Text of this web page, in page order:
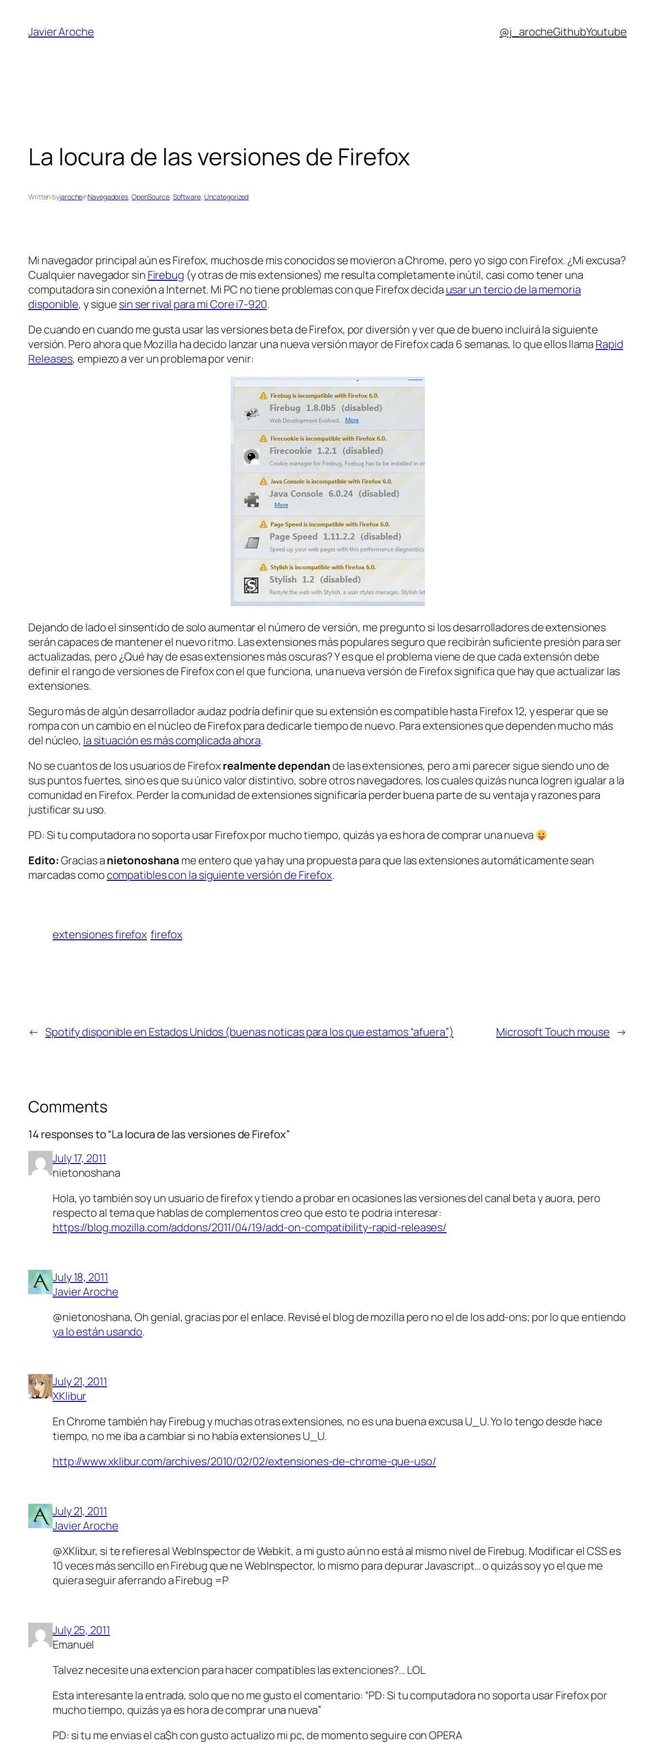
content
Javier Aroche @j_arocheGithubYoutube
La locura de las versiones de Firefox
Written byjarocheinNavegadores, OpenSource, Software, Uncategorized
Mi navegador principal aúnes Firefox, muchos de mis conocidos se movieron a Chrome, pero yo sigo con Firefox. ¿Mi excusa?
Cualquier navegador sin Firebug (y otras de mis extensiones) me resulta completamente inútil, casi como tener una
computadora sin conexión a Internet. Mi PC no tiene problemas con que Firefox decida usar un tercio de la memoria
disponible, y sigue sin ser rival para mi Core i7-920.
De cuando en cuando me gusta usar las versiones beta de Firefox, por diversión y ver que de bueno incluirá la siguiente
versión. Pero ahora que Mozilla ha decido lanzar una nueva versiónmayor de Firefox cada 6 semanas, lo que ellos llama Rapid
Releases, empiezo a ver un problema por venir:
Dejando de lado el sinsentido de solo aumentar el número de versión, me pregunto si los desarrolladores de extensiones
serán capaces de mantener el nuevo ritmo. Las extensiones más populares seguro que recibirán suficiente presión para ser
actualizadas, pero ¿Qué hay de esas extensiones más oscuras? Y es que el problema viene de que cada extensión debe
definir el rango de versiones de Firefox con el que funciona, una nueva versión de Firefox significa que hay que actualizar las
extensiones.
Seguro más de algún desarrollador audaz podría definir que su extensión es compatible hasta Firefox 12, y esperar que se
rompa con un cambio en el núcleo de Firefox para dedicarle tiempo de nuevo. Para extensiones que dependen mucho más
del núcleo, la situación es más complicada ahora.
No se cuantos de los usuarios de Firefoxrealmente dependan de las extensiones, pero a mi parecer sigue siendo uno de
sus puntos fuertes, sino es que su único valor distintivo, sobre otros navegadores, los cuales quizás nunca logren igualar a la
comunidad en Firefox. Perder la comunidad de extensiones significaría perder buena parte de su ventaja y razones para
justificar su uso.
PD: Si tu computadora no soporta usar Firefox por mucho tiempo, quizás ya es hora de comprar una nueva
Edito:Gracias anietonoshana me entero que ya hay una propuesta para que las extensiones automáticamente sean
marcadas como compatibles con la siguiente versión de Firefox.
extensiones firefox firefox
← Spotify disponible en Estados Unidos (buenas noticas para los que estamos “afuera”) Microsoft Touch mouse →
Comments
14 responses to “La locura de las versiones de Firefox”
July 17, 2011
nietonoshana
Hola, yo también soy un usuario de firefox y tiendo a probar en ocasiones las versiones del canal beta y auora, pero
respecto al tema que hablas de complementos creo que esto te podria interesar:
https://blog.mozilla.com/addons/2011/04/19/add-on-compatibility-rapid-releases/
July 18, 2011
Javier Aroche
@nietonoshana, Oh genial, gracias por el enlace. Revisé el blog de mozilla pero no el de los add-ons; por lo que entiendo
ya lo están usando.
July 21, 2011
XKlibur
En Chrome también hay Firebug y muchas otras extensiones, no es una buena excusa U_U. Yo lo tengo desde hace
tiempo, no me iba a cambiar si no había extensiones U_U.
http://www.xklibur.com/archives/2010/02/02/extensiones-de-chrome-que-uso/
July 21, 2011
Javier Aroche
@XKlibur, si te refieres al WebInspector de Webkit, a mi gusto aún no está al mismo nivel de Firebug. Modificar el CSS es
10 veces más sencillo en Firebug que ne WebInspector, lo mismo para depurar Javascript… o quizás soy yo el que me
quiera seguir aferrando a Firebug =P
July 25, 2011
Emanuel
Talvez necesite una extencion para hacer compatibles las extenciones?… LOL
Esta interesante la entrada, solo que no me gusto el comentario: “PD: Si tu computadora no soporta usar Firefox por
mucho tiempo, quizás ya es hora de comprar una nueva”
PD: si tu me envias el ca$h con gusto actualizo mi pc, de momento seguire con OPERA